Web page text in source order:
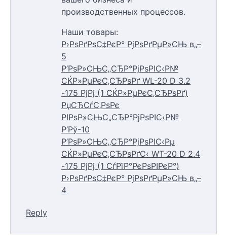
производственных процессов.
Наши товары:
Р›РѕРґРѕС‡РєР° РјРѕРґРµР»СЊ в„–
5
Р’РѕР»СЊС„СЂР°РјРѕРІС‹Р№
СЌР»РµРєС‚СЂРѕРґ WL-20 D 3.2
-175 РјРј (1 СЌР»РµРєС‚СЂРѕРґ)
РџСЂСѓС‚РѕРє
РІРѕР»СЊС„СЂР°РјРѕРІС‹Р№
Р’Рў-10
Р’РѕР»СЊС„СЂР°РјРѕРІС‹Рµ
СЌР»РµРєС‚СЂРѕРґС‹ WT-20 D 2.4
-175 РјРј (1 СѓРїР°РєРѕРІРєР°)
Р›РѕРґРѕС‡РєР° РјРѕРґРµР»СЊ в„–
4
Reply